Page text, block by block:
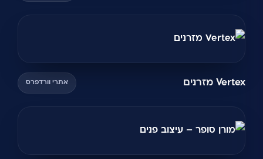
Vertex מזרנים אתרי וורדפרס